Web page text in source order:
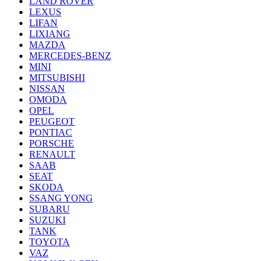
LEXUS
LIFAN
LIXIANG
MAZDA
MERCEDES-BENZ
MINI
MITSUBISHI
NISSAN
OMODA
OPEL
PEUGEOT
PONTIAC
PORSCHE
RENAULT
SAAB
SEAT
SKODA
SSANG YONG
SUBARU
SUZUKI
TANK
TOYOTA
VAZ